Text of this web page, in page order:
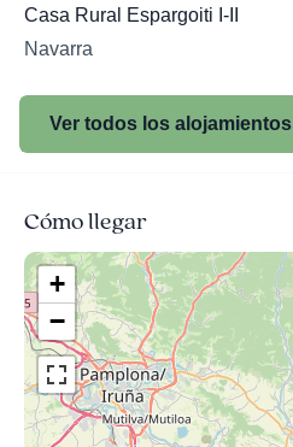
Casa Rural Espargoiti I-II
Navarra
Ver todos los alojamientos
Cómo llegar
+
−